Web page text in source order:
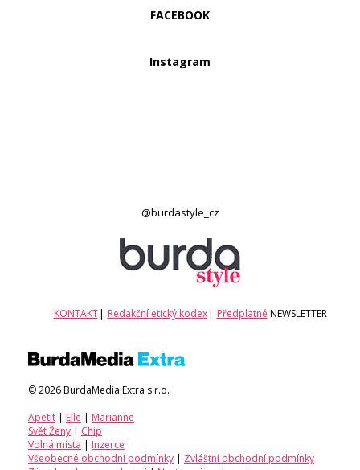
FACEBOOK
Instagram
@burdastyle_cz
KONTAKT | Redakční etický kodex | Předplatné NEWSLETTER
© 2026 BurdaMedia Extra s.r.o.
Apetit | Elle | Marianne
Svět Ženy | Chip
Volná místa | Inzerce
Všeobecné obchodní podmínky | Zvláštní obchodní podmínky